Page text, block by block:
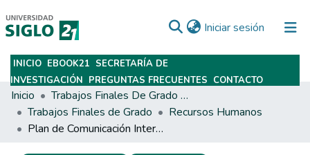
Iniciar sesión (current)
Subir
INICIO EBOOK21 SECRETARÍA DE
INVESTIGACIÓN PREGUNTAS FRECUENTES CONTACTO
Inicio
Trabajos Finales De Grado Y Posgrado
Trabajos Finales de Grado
Recursos Humanos
Plan de Comunicación Interna 2.0 y Liderazgo Coach en Lozada Viajes.